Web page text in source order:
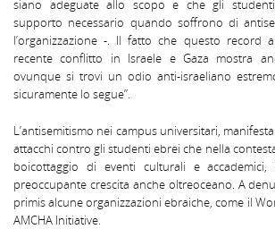
siano adeguate allo scopo e che gli
supporto necessario quando soffrono di
l’organizzazione -. Il fatto che questo record
recente conflitto in Israele e Gaza mostra
ovunque si trovi un odio anti-israeliano
sicuramente lo segue”.
L’antisemitismo nei campus universitari,
attacchi contro gli studenti ebrei che nella
boicottaggio di eventi culturali e
preoccupante crescita anche oltreoceano. A
primis alcune organizzazioni ebraiche, come il
AMCHA Initiative.